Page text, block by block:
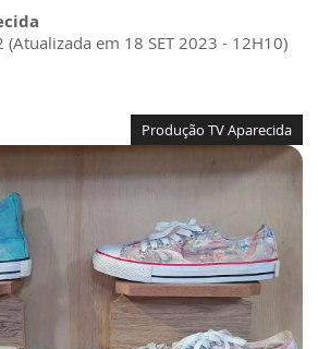
(Atualizada em 18 SET 2023 - 12H10)
Produção TV Aparecida